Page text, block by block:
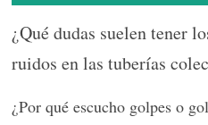
¿Qué dudas suelen tener
ruidos en las tuberías
¿Por qué escucho golpes o